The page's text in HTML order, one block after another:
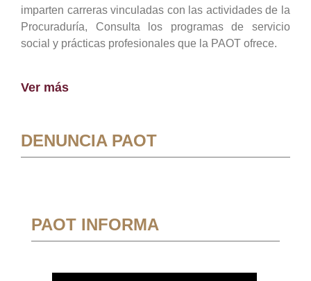
imparten carreras vinculadas con las actividades de la
Procuraduría, Consulta los programas de servicio
social y prácticas profesionales que la PAOT ofrece.
Ver más
DENUNCIA PAOT
PAOT INFORMA